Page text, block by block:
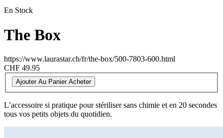
En Stock
The Box
https://www.laurastar.ch/fr/the-box/500-7803-600.html
CHF 49.95
Ajouter Au Panier Acheter
L’accessoire si pratique pour stériliser sans chimie et en 20 secondes
tous vos petits objets du quotidien.